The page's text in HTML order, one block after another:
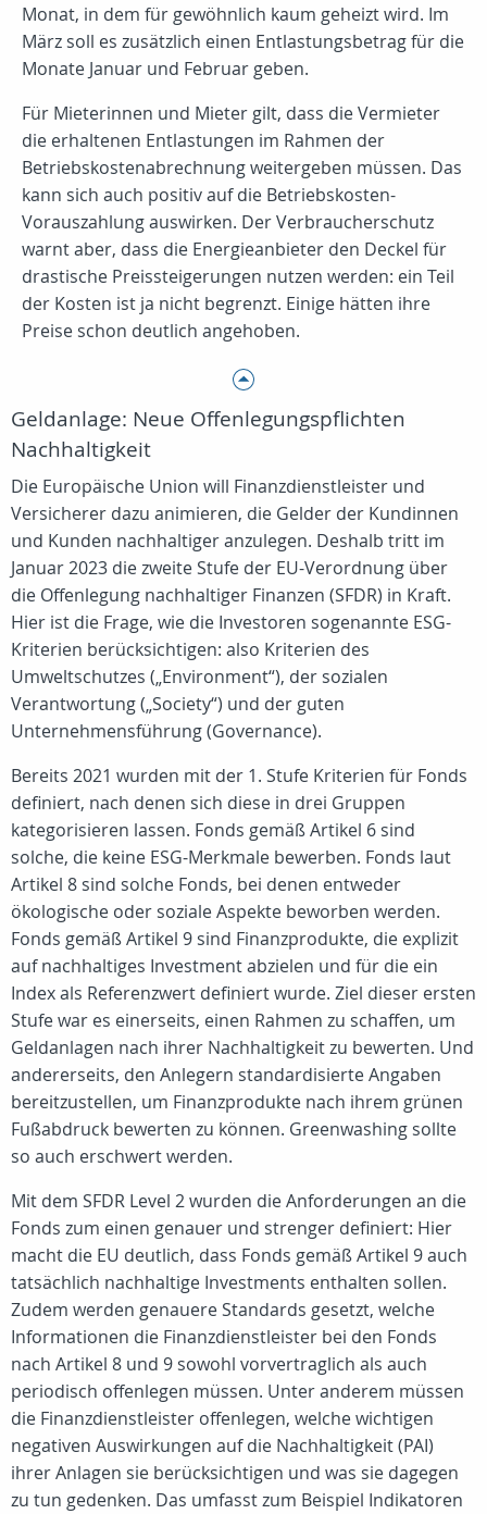
Monat, in dem für gewöhnlich kaum geheizt wird. Im
März soll es zusätzlich einen Entlastungsbetrag für die
Monate Januar und Februar geben.
Für Mieterinnen und Mieter gilt, dass die Vermieter
die erhaltenen Entlastungen im Rahmen der
Betriebskostenabrechnung weitergeben müssen. Das
kann sich auch positiv auf die Betriebskosten-
Vorauszahlung auswirken. Der Verbraucherschutz
warnt aber, dass die Energieanbieter den Deckel für
drastische Preissteigerungen nutzen werden: ein Teil
der Kosten ist ja nicht begrenzt. Einige hätten ihre
Preise schon deutlich angehoben.
Geldanlage: Neue Offenlegungspflichten
Nachhaltigkeit
Die Europäische Union will Finanzdienstleister und
Versicherer dazu animieren, die Gelder der Kundinnen
und Kunden nachhaltiger anzulegen. Deshalb tritt im
Januar 2023 die zweite Stufe der EU-Verordnung über
die Offenlegung nachhaltiger Finanzen (SFDR) in Kraft.
Hier ist die Frage, wie die Investoren sogenannte ESG-
Kriterien berücksichtigen: also Kriterien des
Umweltschutzes („Environment“), der sozialen
Verantwortung („Society“) und der guten
Unternehmensführung (Governance).
Bereits 2021 wurden mit der 1. Stufe Kriterien für Fonds
definiert, nach denen sich diese in drei Gruppen
kategorisieren lassen. Fonds gemäß Artikel 6 sind
solche, die keine ESG-Merkmale bewerben. Fonds laut
Artikel 8 sind solche Fonds, bei denen entweder
ökologische oder soziale Aspekte beworben werden.
Fonds gemäß Artikel 9 sind Finanzprodukte, die explizit
auf nachhaltiges Investment abzielen und für die ein
Index als Referenzwert definiert wurde. Ziel dieser ersten
Stufe war es einerseits, einen Rahmen zu schaffen, um
Geldanlagen nach ihrer Nachhaltigkeit zu bewerten. Und
andererseits, den Anlegern standardisierte Angaben
bereitzustellen, um Finanzprodukte nach ihrem grünen
Fußabdruck bewerten zu können. Greenwashing sollte
so auch erschwert werden.
Mit dem SFDR Level 2 wurden die Anforderungen an die
Fonds zum einen genauer und strenger definiert: Hier
macht die EU deutlich, dass Fonds gemäß Artikel 9 auch
tatsächlich nachhaltige Investments enthalten sollen.
Zudem werden genauere Standards gesetzt, welche
Informationen die Finanzdienstleister bei den Fonds
nach Artikel 8 und 9 sowohl vorvertraglich als auch
periodisch offenlegen müssen. Unter anderem müssen
die Finanzdienstleister offenlegen, welche wichtigen
negativen Auswirkungen auf die Nachhaltigkeit (PAI)
ihrer Anlagen sie berücksichtigen und was sie dagegen
zu tun gedenken. Das umfasst zum Beispiel Indikatoren